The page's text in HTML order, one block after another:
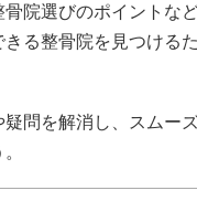
骨院選びのポイントな
る整骨院を見つける
問を解消し、スムー